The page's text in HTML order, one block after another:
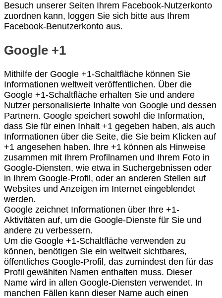
Besuch unserer Seiten Ihrem Facebook-Nutzerkonto
zuordnen kann, loggen Sie sich bitte aus Ihrem
Facebook-Benutzerkonto aus.
Google +1
Mithilfe der Google +1-Schaltfläche können Sie
Informationen weltweit veröffentlichen. Über die
Google +1-Schaltfläche erhalten Sie und andere
Nutzer personalisierte Inhalte von Google und dessen
Partnern. Google speichert sowohl die Information,
dass Sie für einen Inhalt +1 gegeben haben, als auch
Informationen über die Seite, die Sie beim Klicken auf
+1 angesehen haben. Ihre +1 können als Hinweise
zusammen mit Ihrem Profilnamen und Ihrem Foto in
Google-Diensten, wie etwa in Suchergebnissen oder
in Ihrem Google-Profil, oder an anderen Stellen auf
Websites und Anzeigen im Internet eingeblendet
werden.
Google zeichnet Informationen über Ihre +1-
Aktivitäten auf, um die Google-Dienste für Sie und
andere zu verbessern.
Um die Google +1-Schaltfläche verwenden zu
können, benötigen Sie ein weltweit sichtbares,
öffentliches Google-Profil, das zumindest den für das
Profil gewählten Namen enthalten muss. Dieser
Name wird in allen Google-Diensten verwendet. In
manchen Fällen kann dieser Name auch einen